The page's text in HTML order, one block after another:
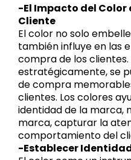
-El Impacto del Color
Cliente
El color no solo
también influye en las
compra de los
estratégicamente, se
de compra
clientes. Los colores
identidad de la marca,
marca, capturar la
comportamiento del
-Establecer